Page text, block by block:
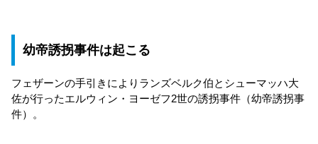
幼帝誘拐事件は起こる
フェザーンの手引きによりランズベルク伯とシューマッハ大
佐が行ったエルウィン・ヨーゼフ2世の誘拐事件（幼帝誘拐事
件）。